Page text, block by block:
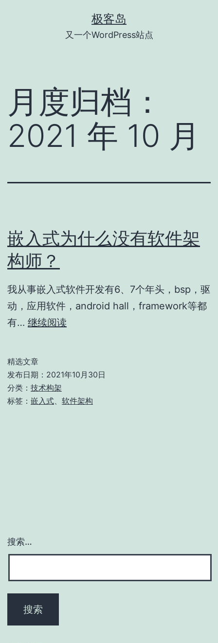
极客岛
又一个WordPress站点
月度归档：
2021 年 10 月
嵌入式为什么没有软件架
构师？
我从事嵌入式软件开发有6、7个年头，bsp，驱
动，应用软件，android hall，framework等都
有… 继续阅读
为
么
精选文章
发布日期： 2021年10月30日
分类： 技术构架
标签： 嵌入式、 软件架构
搜索…